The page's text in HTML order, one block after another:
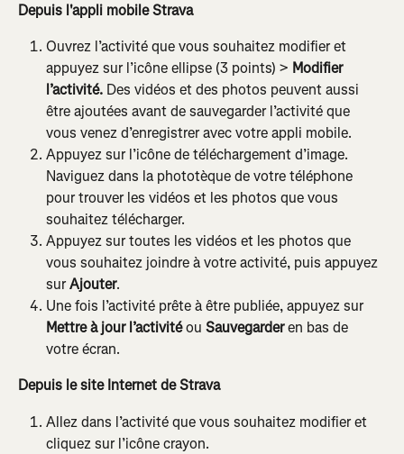
Depuis l'appli mobile Strava
Ouvrez l’activité que vous souhaitez modifier et
appuyez sur l’icône ellipse (3 points) > Modifier
l’activité. Des vidéos et des photos peuvent aussi
être ajoutées avant de sauvegarder l’activité que
vous venez d’enregistrer avec votre appli mobile.
Appuyez sur l’icône de téléchargement d’image.
Naviguez dans la phototèque de votre téléphone
pour trouver les vidéos et les photos que vous
souhaitez télécharger.
Appuyez sur toutes les vidéos et les photos que
vous souhaitez joindre à votre activité, puis appuyez
sur Ajouter.
Une fois l’activité prête à être publiée, appuyez sur
Mettre à jour l’activité ou Sauvegarder en bas de
votre écran.
Depuis le site Internet de Strava
Allez dans l’activité que vous souhaitez modifier et
cliquez sur l’icône crayon.